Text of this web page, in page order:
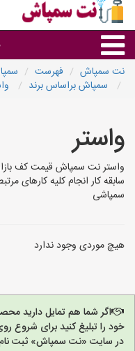
نت سمپاش فهرست
سمپاش براساس برند
واستر
واستر نت سمپاش قیمت کف
سابقه کار انجام کلیه کارهای
سمپاشی
هیچ موردی وجود ندارد
اگر شما هم تمایل دارید
خود را تبلیغ کنید برای شروع
در سایت «نت سمپاش» ثبت